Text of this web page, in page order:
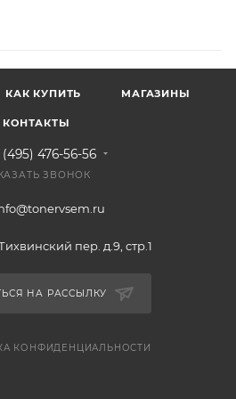
КАК КУПИТЬ МАГАЗИНЫ
КОНТАКТЫ
(495) 476-56-56
ЗВОНОК
пер. д.9, стр.1
НА РАССЫЛКУ
КОНФИДЕНЦИАЛЬНОСТИ